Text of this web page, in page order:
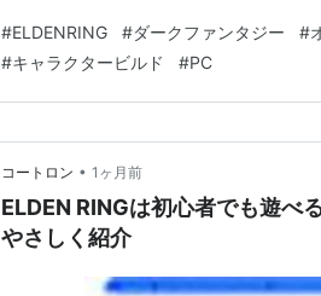
自分で読み取る感覚も本作の特徴です。
る移動やジャンプを使ってさまざまな場
#ELDENRING #ダークファンタジー #
#キャラクタービルド #PC
コートロン • 1ヶ月前
ELDEN RINGは初心者でも遊べ
やさしく紹介